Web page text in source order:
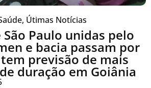
, Útimas Notícias
São Paulo unidas pelo
e bacia passam por
previsão de mais
duração em Goiânia